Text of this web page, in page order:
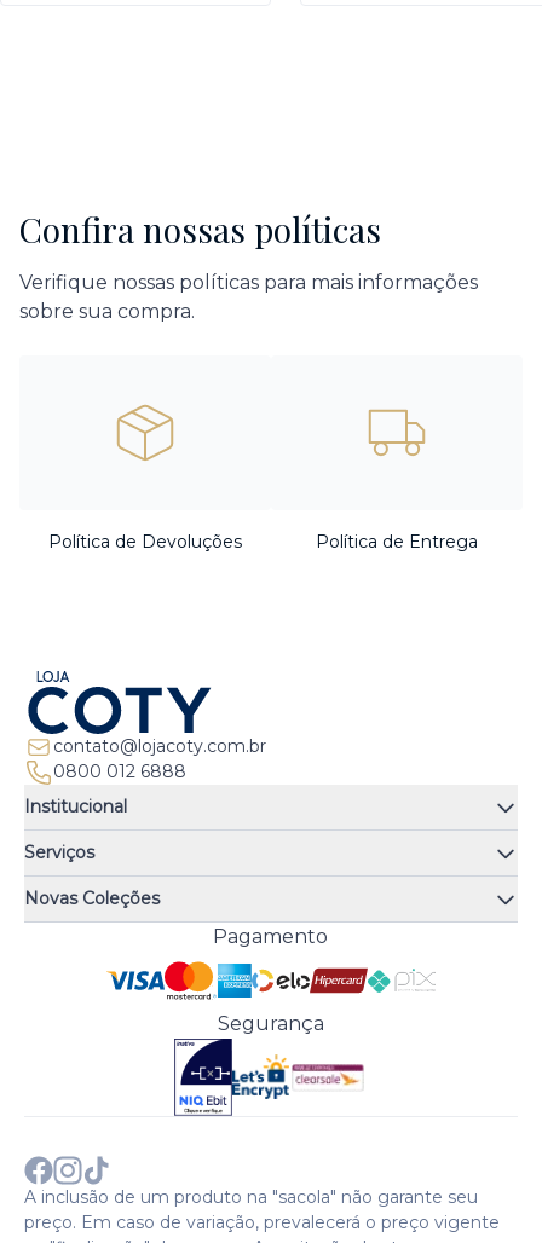
Confira nossas políticas
Verifique nossas políticas para mais informações
sobre sua compra.
Política de Devoluções Política de Entrega
contato@lojacoty.com.br
0800 012 6888
Institucional
Quem somos
Quiz de fragrâncias
Trocas e Devoluções
Troque Fácil
Perguntas Frequentes
Política de Pagamento
Política de Entrega
Política de Privacidade
Comprar com CNPJ?
Sobre a COTY no mundo
Serviços
Atendimento
Meus Pedidos
Trabalhe Conosco
Preferências de Cookies
Novas Coleções
Cenoura & Bronze
Pagamento
Segurança
A inclusão de um produto na "sacola" não garante seu
preço. Em caso de variação, prevalecerá o preço vigente